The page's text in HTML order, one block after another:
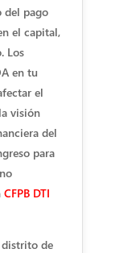
del pago
el capital,
Los
en tu
el
visión
del
para
CFPB DTI
distrito de